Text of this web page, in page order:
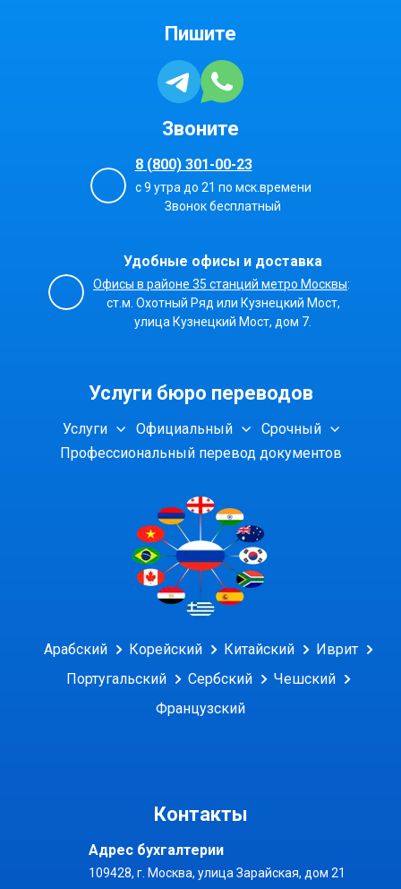
Пишите
Звоните
8 (800) 301-00-23
с 9 утра до 21 по мск.времени
Звонок бесплатный
Удобные офисы и доставка
Офисы в районе 35 станций метро Москвы:
ст.м. Охотный Ряд или Кузнецкий Мост,
улица Кузнецкий Мост, дом 7.
Услуги бюро переводов
Услуги Официальный
Срочный
Профессиональный перевод документов
Арабский Корейский Китайский
Иврит
Португальский
Сербский
Чешский
Французский
Контакты
Адрес бухгалтерии
109428, г. Москва, улица Зарайская, дом 21